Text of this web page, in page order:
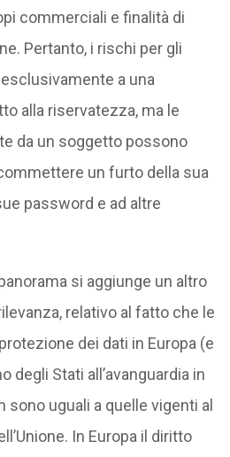
commerciali e finalità di
Pertanto, i rischi per gli
a una
alla riservatezza, ma le
da un soggetto possono
un furto della sua
password e ad altre
si aggiunge un altro
relativo al fatto che le
dei dati in Europa (e
degli Stati all’avanguardia in
sono uguali a quelle vigenti al
In Europa il diritto